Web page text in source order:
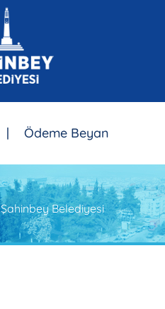
| Ödeme Beyan
Şahinbey Belediyesi